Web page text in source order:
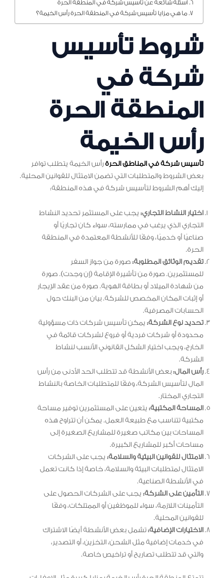
اسئلة شائعة عن تأسيس شركة في المنطقة الحرة
ما هي مزايا تأسيس شركة في المنطقة الحرة رأس الخيمة؟
شروط تأسيس
شركة في
المنطقة الحرة
رأس الخيمة
تأسيس شركة في المناطق الحرةرأس الخيمة يتطلب توافر
بعض الشروط والمتطلبات التي تضمن الامتثال للقوانين المحلية.
إليك أهم الشروط لتأسيس شركة في هذه المنطقة:
اختيار النشاط التجاري: يجب على المستثمر تحديد النشاط
التجاري الذي يرغب في ممارسته، سواء كان تجاريًا أو
صناعيًا أو خدميًا، وفقًا للأنشطة المعتمدة في المنطقة
الحرة.
تقديم الوثائق المطلوبة: صورة من جواز السفر
للمستثمرين. صورة من تأشيرة الإقامة (إن وجدت). صورة
من شهادة الميلاد أو بطاقة الهوية. صورة من عقد الإيجار
أو إثبات المكان المخصص للشركة. بيان من البنك حول
الحسابات المصرفية.
تحديد نوع الشركة: يمكن تأسيس شركات ذات مسؤولية
محدودة أو شركات فردية أو فروع لشركات قائمة في
الخارج، ويجب اختيار الشكل القانوني الأنسب لنشاط
الشركة.
رأس المال:بعض الأنشطة قد تتطلب الحد الأدنى من رأس
المال لتأسيس الشركة، وفقًا للمتطلبات الخاصة بالنشاط
التجاري المختار.
المساحة المكتبية: يتعين على المستثمرين توفير مساحة
مكتبية تتناسب مع طبيعة العمل. يمكن أن تتراوح هذه
المساحات بين مكاتب صغيرة للمشاريع الصغيرة إلى
مساحات أكبر للمشاريع الكبيرة.
الامتثال للقوانين البيئية والسلامة: يجب على الشركات
الامتثال لمتطلبات البيئة والسلامة، خاصة إذا كانت تعمل
في الأنشطة الصناعية.
التأمين على الشركة: يجب على الشركات الحصول على
التأمينات اللازمة، سواء للموظفين أو الممتلكات، وفقًا
للقوانين المحلية.
الاختيارات الإضافية:تشمل بعض الأنشطة أيضًا الاشتراك
في خدمات إضافية مثل الشحن، التخزين، أو التصدير،
والتي قد تتطلب تصاريح أو تراخيص خاصة.